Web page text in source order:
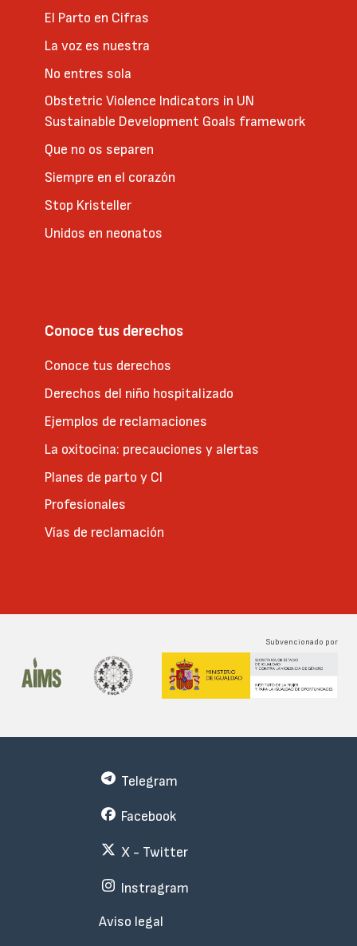
El Parto en Cifras
La voz es nuestra
No entres sola
Obstetric Violence Indicators in UN
Sustainable Development Goals framework
Que no os separen
Siempre en el corazón
Stop Kristeller
Unidos en neonatos
Conoce tus derechos
Conoce tus derechos
Derechos del niño hospitalizado
Ejemplos de reclamaciones
La oxitocina: precauciones y alertas
Planes de parto y CI
Profesionales
Vías de reclamación
Subvencionado por
Subfooter
Telegram
Facebook
X - Twitter
Instragram
Aviso legal